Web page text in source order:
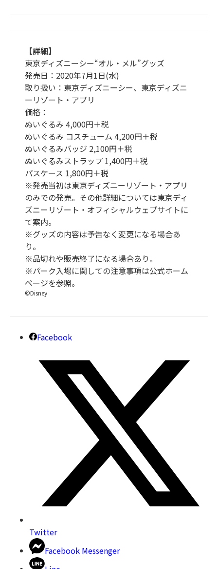
【詳細】
東京ディズニーシー“オル・メル”グッズ
発売日：2020年7月1日(水)
取り扱い：東京ディズニーシー、東京ディズニ
ーリゾート・アプリ
価格：
ぬいぐるみ 4,000円＋税
ぬいぐるみ コスチューム 4,200円＋税
ぬいぐるみバッジ 2,100円＋税
ぬいぐるみストラップ 1,400円＋税
パスケース 1,800円＋税
※発売当初は東京ディズニーリゾート・アプリ
のみでの発売。その他詳細については東京ディ
ズニーリゾート・オフィシャルウェブサイトに
て案内。
※グッズの内容は予告なく変更になる場合あ
り。
※品切れや販売終了になる場合あり。
※パーク入場に関しての注意事項は公式ホーム
ページを参照。
©Disney
Facebook
Twitter
Facebook Messenger